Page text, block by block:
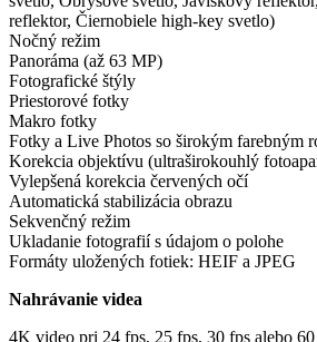
reflektor, Čiernobiele high-key svetlo)
Nočný režim
Panoráma (až 63 MP)
Fotografické štýly
Priestorové fotky
Makro fotky
Fotky a Live Photos so širokým farebným
Korekcia objektívu (ultraširokouhlý
Vylepšená korekcia červených očí
Automatická stabilizácia obrazu
Sekvenčný režim
Ukladanie fotografií s údajom o polohe
Formáty uložených fotiek: HEIF a JPEG
Nahrávanie videa
4K video pri 24 fps, 25 fps, 30 fps alebo